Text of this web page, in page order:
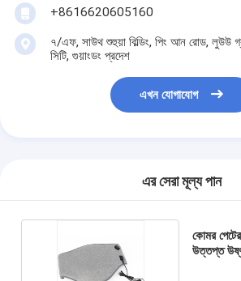
+8616620605160
৭/এফ, সাউথ শুহুয়া বিল্ডিং, পিং আন রোড, লুউউ
সিটি, গুয়াংডং প্রদেশ
এখন যোগাযোগ
এর সেরা মূল্য পান
কোমর
উত্তপ্ত উষ্ণ